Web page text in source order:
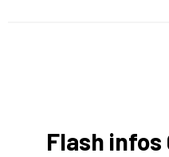
Flash infos